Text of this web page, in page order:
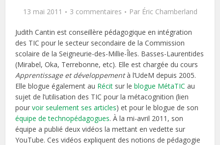
13 mai 2011 3 commentaires Par Éric Chamberland
Judith Cantin est conseillère pédagogique en intégration
des TIC pour le secteur secondaire de la Commission
scolaire de la Seigneurie-des-Millie-Îles. Basses-Laurentides
(Mirabel, Oka, Terrebonne, etc). Elle est chargée du cours
Apprentissage et développementà l’UdeM depuis 2005.
Elle blogue également au Récit sur leblogue MétaTIC au
sujet de l’utilisation des TIC pour la métacognition (lien
pourvoir seulement ses articles) et pour le blogue de son
équipe de technopédagogues. À la mi-avril 2011, son
équipe a publié deux vidéos la mettant en vedette sur
YouTube. Ces vidéos expliquent des notions de pédagogie